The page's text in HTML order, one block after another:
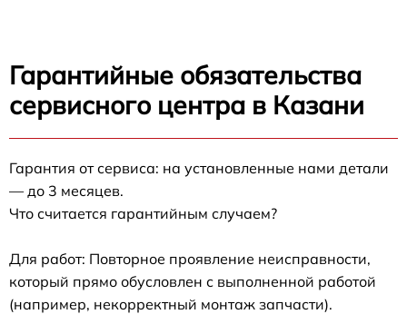
Гарантийные обязательства
сервисного центра в Казани
Гарантия от сервиса: на установленные нами детали
— до 3 месяцев.
Что считается гарантийным случаем?
Для работ: Повторное проявление неисправности,
который прямо обусловлен с выполненной работой
(например, некорректный монтаж запчасти).